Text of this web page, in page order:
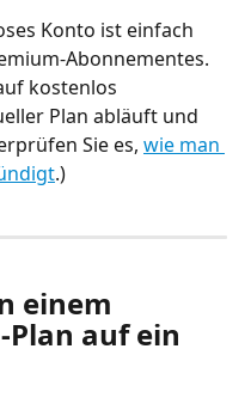
Konto ist einfach
Abonnementes.
kostenlos
Plan abläuft und
Sie es, wie man
.)
einem
auf ein